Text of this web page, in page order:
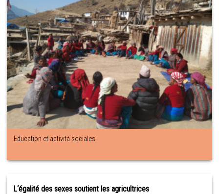
Education et actività sociales
L‘égalité des sexes soutient les agricultrices